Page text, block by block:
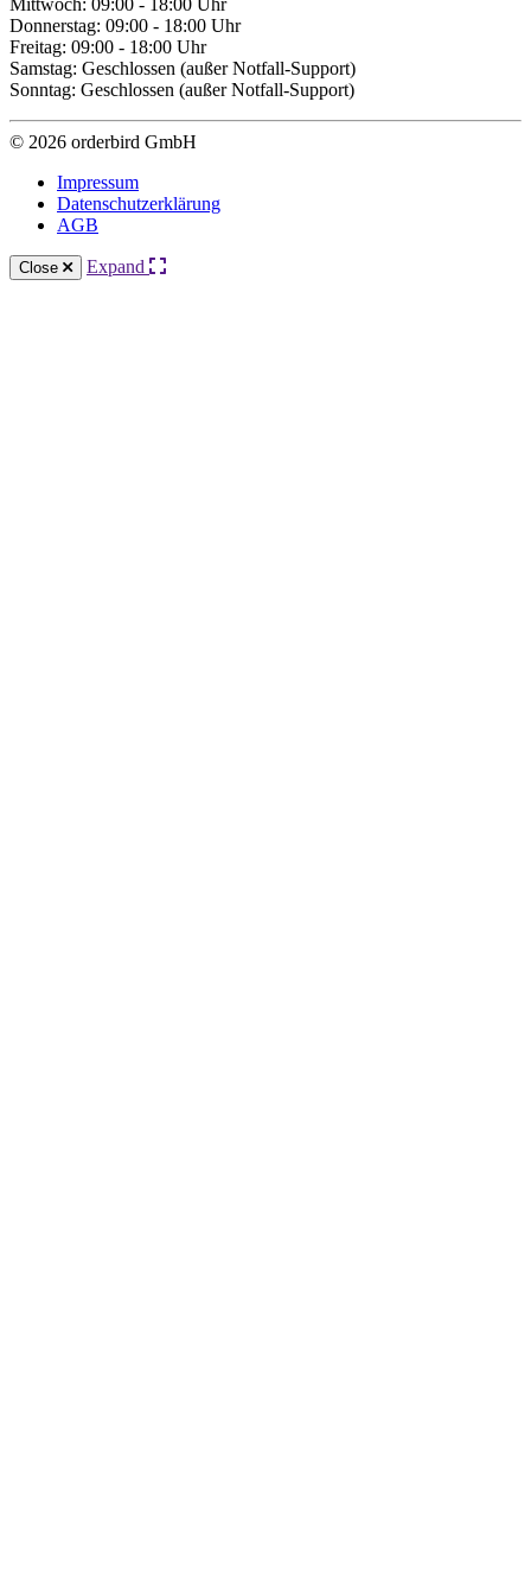
Mittwoch: 09:00 - 18:00 Uhr
Donnerstag: 09:00 - 18:00 Uhr
Freitag: 09:00 - 18:00 Uhr
Samstag: Geschlossen (außer Notfall-Support)
Sonntag: Geschlossen (außer Notfall-Support)
© 2026 orderbird GmbH
Impressum
Datenschutzerklärung
AGB
Close Expand